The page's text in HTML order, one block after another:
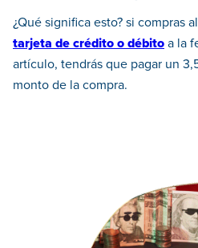
¿Qué significa esto? si compras
tarjeta de crédito o débito a la
artículo, tendrás que pagar un
monto de la compra.